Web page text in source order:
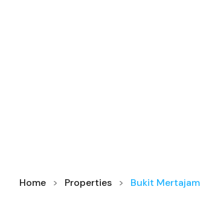
Home Properties Bukit Mertajam